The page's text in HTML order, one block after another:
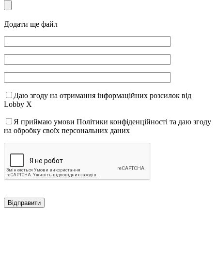
Додати ще файл
Даю згоду на отримання інформаційних розсилок від
Lobby X
Я приймаю умови Політики конфіденційності та даю згоду
на обробку своїх персональних даних